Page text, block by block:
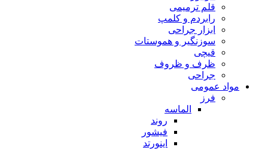
قلم ترمیمی
رابردم و کلمپ
ابزار جراحی
سوزنگیر و هموستات
قیچی
ظرف و ظروف
جراحی
مواد عمومی
فرز
الماسه
روند
فیشور
اینورتد